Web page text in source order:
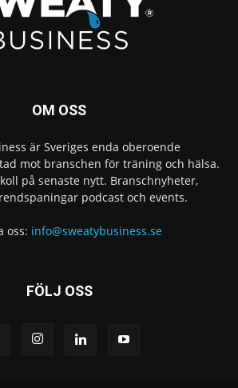
OM OSS
är Sveriges enda oberoende
mot branschen för träning och hälsa.
på senaste nytt. Branschnyheter,
podcast och events.
oss: info@sweatybusiness.se
FÖLJ OSS